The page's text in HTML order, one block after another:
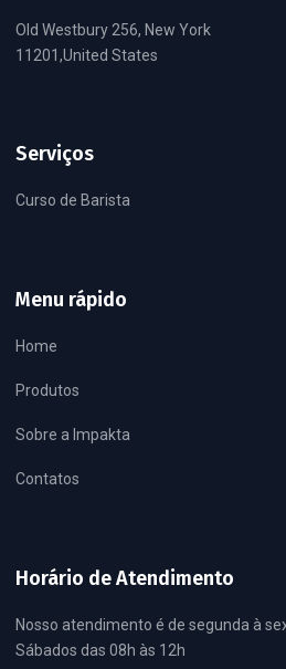
Old Westbury 256, New York
11201,United States
Serviços
Curso de Barista
Menu rápido
Home
Produtos
Sobre a Impakta
Contatos
Horário de Atendimento
Nosso atendimento é de segunda à
Sábados das 08h às 12h